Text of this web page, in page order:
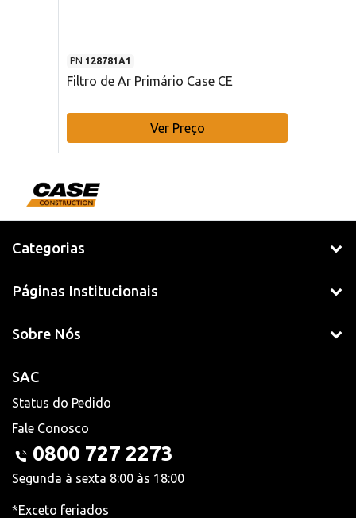
PN 128781A1
Filtro de Ar Primário Case CE
Ver Preço
Categorias
Páginas Institucionais
Sobre Nós
SAC
Status do Pedido
Fale Conosco
0800 727 2273
Segunda à sexta 8:00 às 18:00
*Exceto feriados